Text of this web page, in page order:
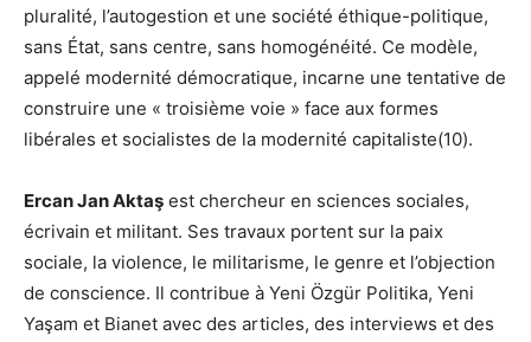
pluralité, l’autogestion et une société éthique-politique,
sans État, sans centre, sans homogénéité. Ce modèle,
appelé modernité démocratique, incarne une tentative de
construire une « troisième voie » face aux formes
libérales et socialistes de la modernité capitaliste(10).
Ercan Jan Aktaş est chercheur en sciences sociales,
écrivain et militant. Ses travaux portent sur la paix
sociale, la violence, le militarisme, le genre et l’objection
de conscience. Il contribue à Yeni Özgür Politika, Yeni
Yaşam et Bianet avec des articles, des interviews et des